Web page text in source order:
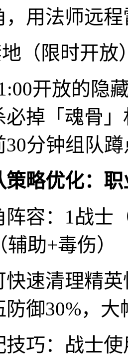
，用法师远
（限时开放
开放的隐
必掉「魂骨
30分钟组队
策略优化：
阵容：1战士
助+毒伤）
快速清理精
防御30%，
技巧：战士